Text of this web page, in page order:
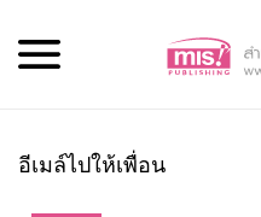
อีเมล์ไปให้เพื่อน